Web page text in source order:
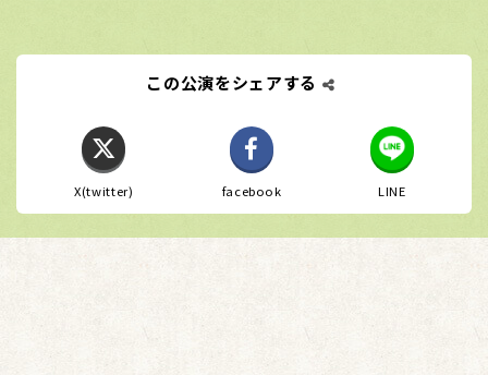
この公演をシェアする
X(twitter) facebook LINE